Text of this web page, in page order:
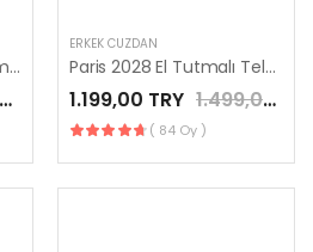
Jordan 2044 Ünisex Kırmızı Renk Hakiki Deri Fermuarlı
ERKEK CÜZDAN
Paris 2028 El Tutmalı Telefon Bölmeli Cüzdan Unisex Mor Renk
1.199,00 TRY 1.499,00 TRY
( 84 Oy )